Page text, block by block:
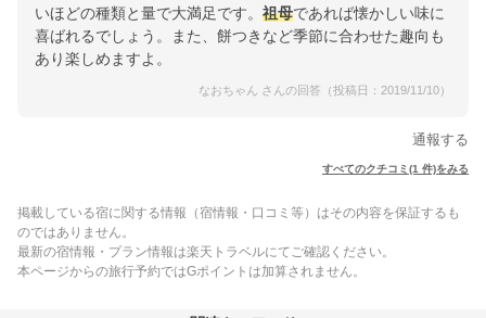
いほどの種類と量で大満足です。 祖母であれば懐かしい味に
喜ばれるでしょう。また、餅つきなど季節に合わせた趣向も
あり楽しめますよ。
なおちゃん さんの回答（投稿日：2019/11/10）
通報する
すべてのクチコミ(1 件)をみる
掲載している宿に関する情報（宿情報・口コミ等）はその内容を保証するも
のではありません。
最新の宿情報・プラン情報は楽天トラベルにてご確認ください。
本ページからの旅行予約ではGポイントは加算されません。